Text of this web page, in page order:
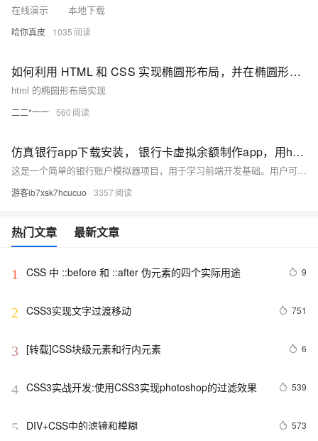
在线演示 本地下载
哈你真皮 1035
如何利用 HTML 和 CSS 实现椭圆形布局，并在椭圆形路径上渲染可点击座位？
html 的椭圆形布局实现
二二*一一 560
仿真银行app下载安装， 银行卡虚拟余额制作app，用html+css+js实现逼真娱乐工具
这是一个简单的银行账户模拟器项目，用于学习前端开发基础。用户可进行存款、取款操作，所有数据存储于浏览器内存中
游客ib7xsk7hcucuo 3357
热门文章 最新文章
1 CSS 中 ::before 和 ::after 伪元素的四个实际用途 9
2 CSS3实现文字过渡移动 751
3 [转载]CSS块级元素和行内元素 6
4 CSS3实战开发:使用CSS3实现photoshop的过滤效果 539
5 DIV+CSS中的滤镜和模糊 573